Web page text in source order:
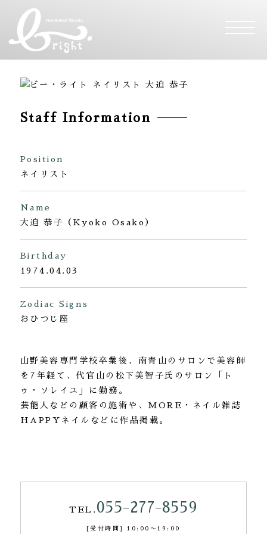
Staff Information
Position
ネイリスト
Name
大迫 恭子（Kyoko Osako）
Birthday
1974.04.03
Zodiac Signs
おひつじ座
山野美容専門学校卒業後、南青山のサロンで美容師
を7年経て、代官山の松下美智子氏のサロン「ト
ゥ・ソレイユ」に勤務。
芸能人などの顧客の施術や、MORE・ネイル雑誌
HAPPYネイルなどに作品掲載。
TEL. 055-277-8559
[受付時間] 10:00〜19:00